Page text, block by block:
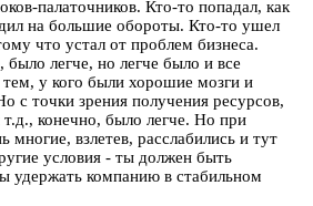
палаточников. Кто-то попадал, как
на большие обороты. Кто-то ушел
что устал от проблем бизнеса.
было легче, но легче было и все
у кого были хорошие мозги и
с точки зрения получения ресурсов,
конечно, было легче. Но при
многие, взлетев, расслабились и тут
условия - ты должен быть
удержать компанию в стабильном